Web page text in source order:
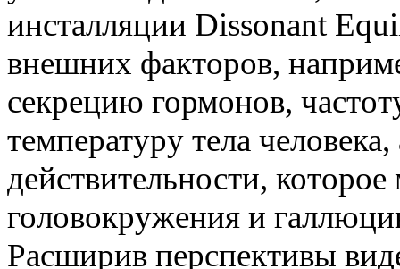
инсталляции Dissonant
внешних факторов,
секрецию гормонов,
температуру тела
действительности,
головокружения и
Расширив перспективы